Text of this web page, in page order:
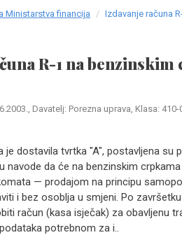
Ministarstva financija
Izdavanje računa
R-1 na
Davatelj: Porezna uprava, Klasa:
je dostavila tvrtka "A", postavljena su
navode da će na benzinskim
— prodajom na principu
i bez osoblja u smjeni. Po
račun (kasa isječak) za obavljenu
potrebnom za i..